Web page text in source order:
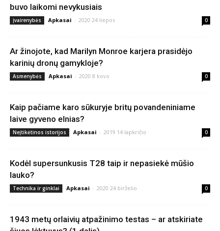
buvo laikomi nevykusiais
Įvairenybės Apkasai - 2020 24 liepos 0
Ar žinojote, kad Marilyn Monroe karjera prasidėjo
karinių dronų gamykloje?
Asmenybės Apkasai - 2020 8 kovo 0
Kaip pačiame karo sūkuryje britų povandeniniame
laive gyveno elnias?
Neįtikėtinos istorijos Apkasai - 2019 14 lapkričio 0
Kodėl supersunkusis T28 taip ir nepasiekė mūšio
lauko?
Technika ir ginklai Apkasai - 2020 24 birželio 0
1943 metų orlaivių atpažinimo testas – ar atskiriate